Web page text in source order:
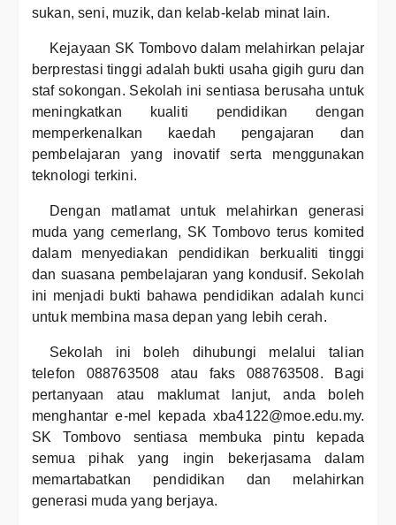
sukan, seni, muzik, dan kelab-kelab minat lain.
Kejayaan SK Tombovo dalam melahirkan pelajar
berprestasi tinggi adalah bukti usaha gigih guru dan
staf sokongan. Sekolah ini sentiasa berusaha untuk
meningkatkan kualiti pendidikan dengan
memperkenalkan kaedah pengajaran dan
pembelajaran yang inovatif serta menggunakan
teknologi terkini.
Dengan matlamat untuk melahirkan generasi
muda yang cemerlang, SK Tombovo terus komited
dalam menyediakan pendidikan berkualiti tinggi
dan suasana pembelajaran yang kondusif. Sekolah
ini menjadi bukti bahawa pendidikan adalah kunci
untuk membina masa depan yang lebih cerah.
Sekolah ini boleh dihubungi melalui talian
telefon 088763508 atau faks 088763508. Bagi
pertanyaan atau maklumat lanjut, anda boleh
menghantar e-mel kepada xba4122@moe.edu.my.
SK Tombovo sentiasa membuka pintu kepada
semua pihak yang ingin bekerjasama dalam
memartabatkan pendidikan dan melahirkan
generasi muda yang berjaya.